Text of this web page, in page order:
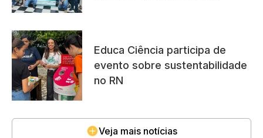
Educa Ciência participa de
evento sobre sustentabilidade
no RN
Veja mais notícias